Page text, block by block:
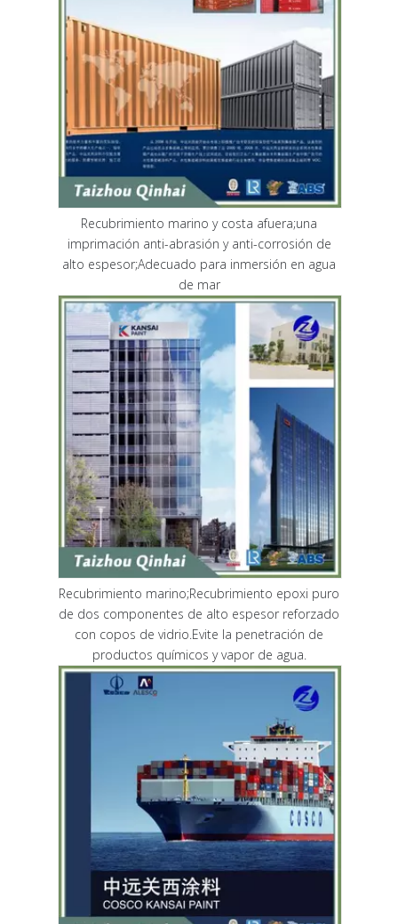
Recubrimiento marino y costa afuera;una
imprimación anti-abrasión y anti-corrosión de
alto espesor;Adecuado para inmersión en agua
de mar
Recubrimiento marino;Recubrimiento epoxi puro
de dos componentes de alto espesor reforzado
con copos de vidrio.Evite la penetración de
productos químicos y vapor de agua.